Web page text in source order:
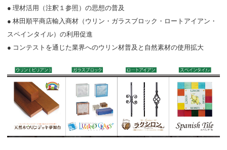
● 理材活用（注釈１参照）の思想の普及
● 林田順平商店輸入商材（ウリン・ガラスブロック・ロートアイアン・
スペインタイル）の利用促進
● コンテストを通じた業界へのウリン材普及と自然素材の使用拡大